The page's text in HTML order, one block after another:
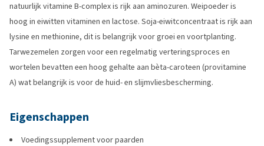
natuurlijk vitamine B-complex is rijk aan aminozuren. Weipoeder is
hoog in eiwitten vitaminen en lactose. Soja-eiwitconcentraat is rijk aan
lysine en methionine, dit is belangrijk voor groei en voortplanting.
Tarwezemelen zorgen voor een regelmatig verteringsproces en
wortelen bevatten een hoog gehalte aan bèta-caroteen (provitamine
A) wat belangrijk is voor de huid- en slijmvliesbescherming.
Eigenschappen
Voedingssupplement voor paarden